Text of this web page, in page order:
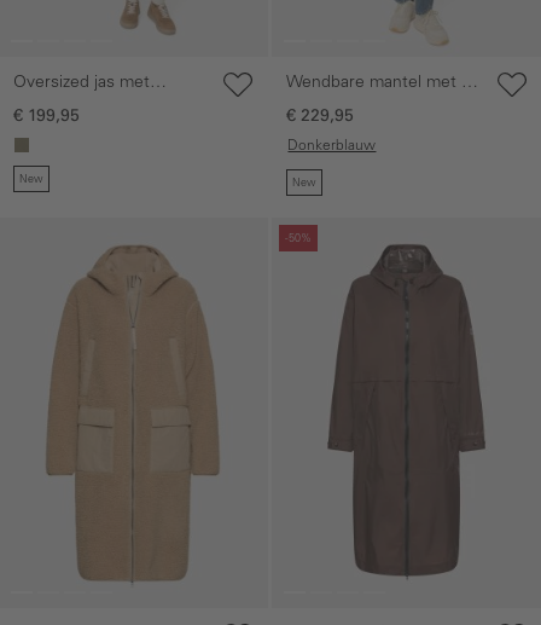
Oversized jas met
trekkoord in de taille
€ 199,95
New
Wendbare mantel met 2-
wegsrits
€ 229,95
Donkerblauw
New
-50%
Galerie overslaan